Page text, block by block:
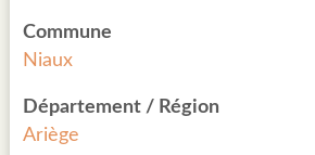
Commune
Niaux
Département / Région
Ariège